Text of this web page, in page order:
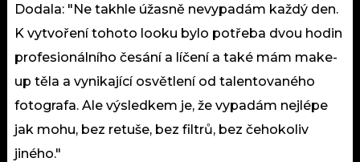
Dodala: "Ne takhle úžasně nevypadám každý den.
K vytvoření tohoto looku bylo potřeba dvou hodin
profesionálního česání a líčení a také mám make-
up těla a vynikající osvětlení od talentovaného
fotografa. Ale výsledkem je, že vypadám nejlépe
jak mohu, bez retuše, bez filtrů, bez čehokoliv
jiného."